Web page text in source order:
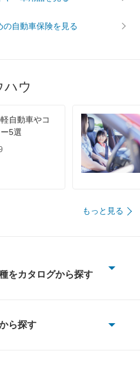
-
装備詳細を見る 装備
の自動車保険を見る
ハウ
自動車やコ
5選
もっと見る
をカタログから探す
ら探す